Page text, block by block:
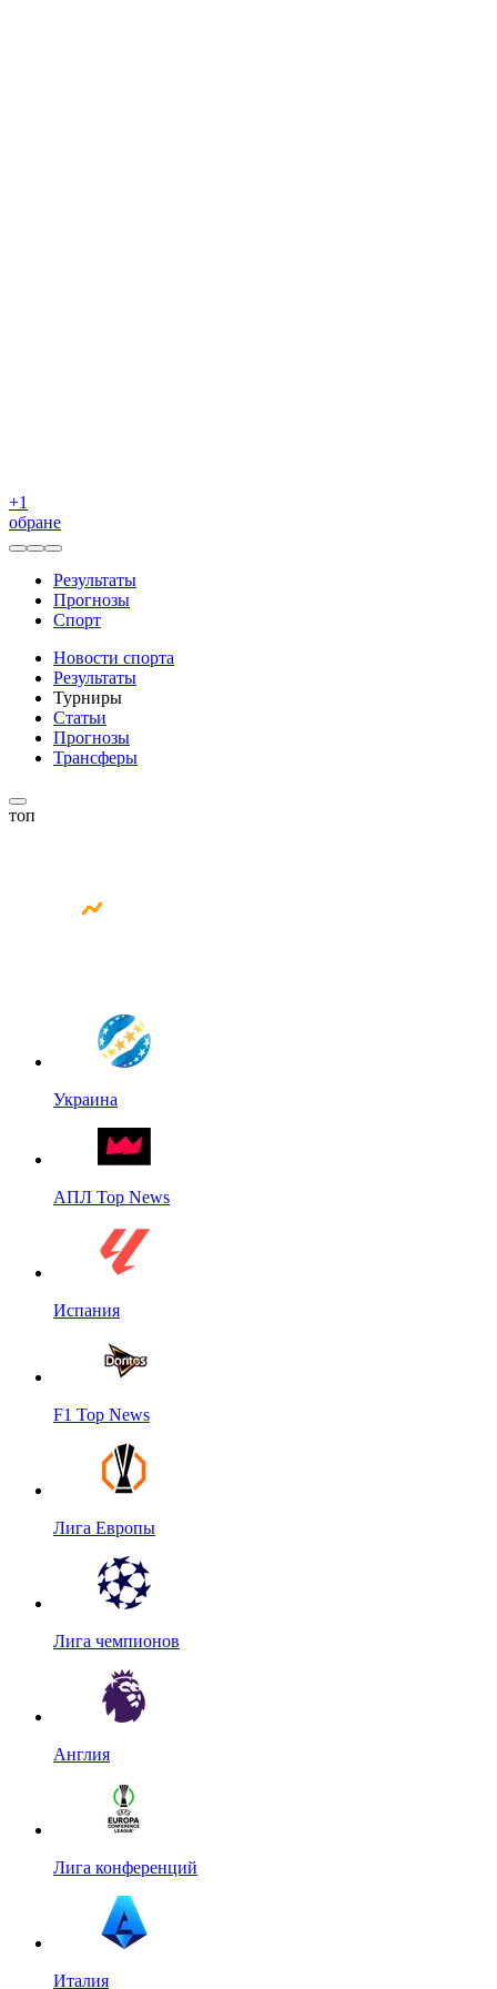
+1
обране
Результаты
Прогнозы
Спорт
Новости спорта
Результаты
Турниры
Статьи
Прогнозы
Трансферы
топ
Украина
АПЛ Top News
Испания
F1 Top News
Лига Европы
Лига чемпионов
Англия
Лига конференций
Италия